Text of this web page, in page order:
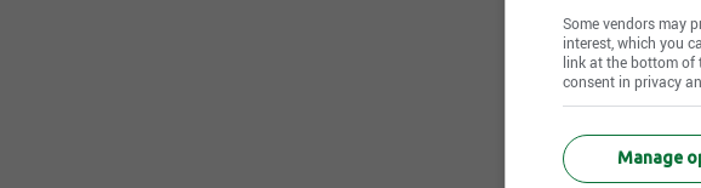
Some vendors may
interest, which you
link at the bottom of
consent in privacy
Manage